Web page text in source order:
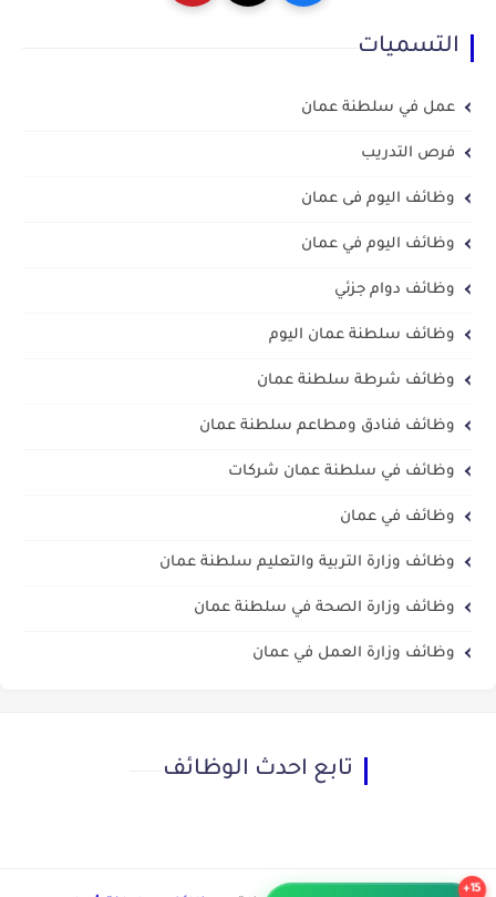
التسميات
عمل في سلطنة عمان
فرص التدريب
وظائف اليوم فى عمان
وظائف اليوم في عمان
وظائف دوام جزئي
وظائف سلطنة عمان اليوم
وظائف شرطة سلطنة عمان
وظائف فنادق ومطاعم سلطنة عمان
وظائف في سلطنة عمان شركات
وظائف في عمان
وظائف وزارة التربية والتعليم سلطنة عمان
وظائف وزارة الصحة في سلطنة عمان
وظائف وزارة العمل في عمان
تابع احدث الوظائف
15+